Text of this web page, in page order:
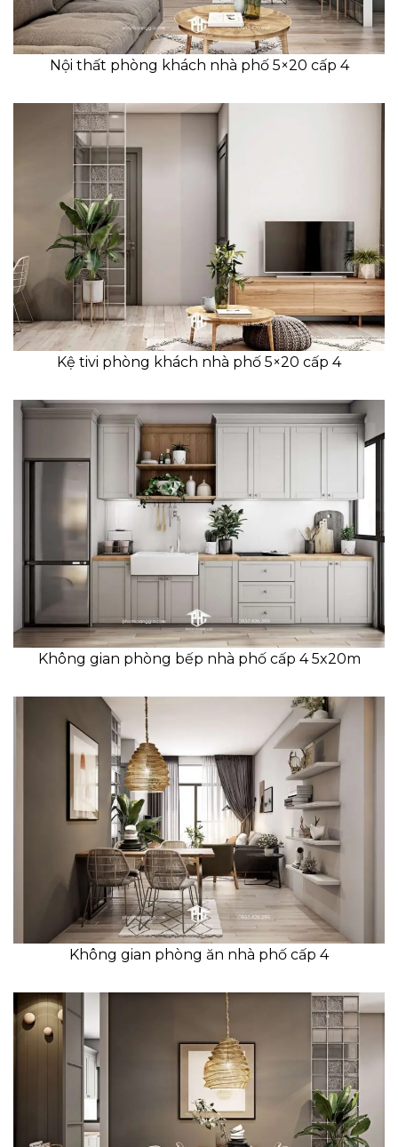
Nội thất phòng khách nhà phố 5×20 cấp 4
Kệ tivi phòng khách nhà phố 5×20 cấp 4
Không gian phòng bếp nhà phố cấp 4 5x20m
Không gian phòng ăn nhà phố cấp 4